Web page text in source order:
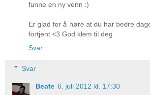
funne en ny venn :)
Er glad for å høre at du har bedre
fortjent <3 God klem til deg
Svar
Svar
Beate 6. juli 2012 kl. 17:30